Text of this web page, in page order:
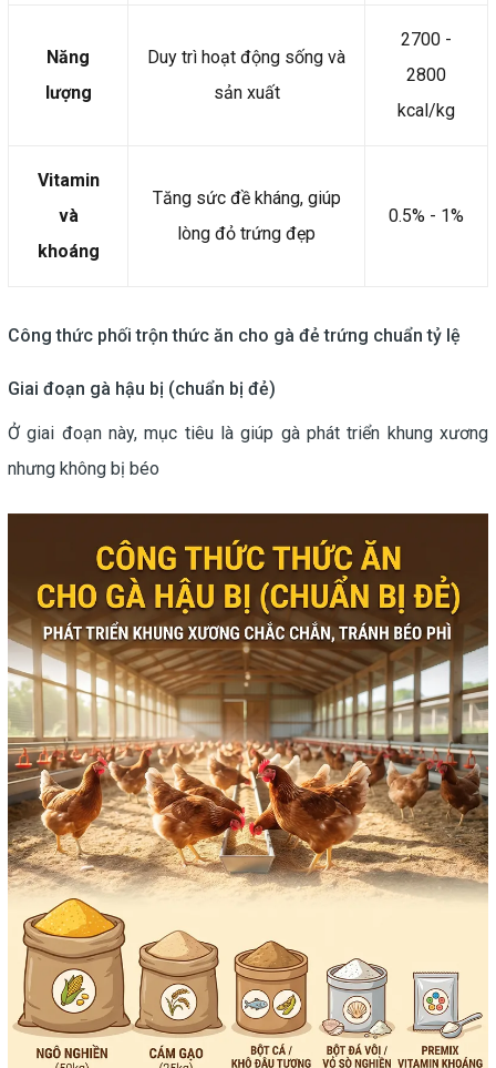
Năng
lượng
Duy trì hoạt động sống và
sản xuất
2700 -
2800
kcal/kg
Vitamin
và
khoáng
Tăng sức đề kháng, giúp
lòng đỏ trứng đẹp
0.5% - 1%
Công thức phối trộn thức ăn cho gà đẻ trứng chuẩn tỷ lệ
Giai đoạn gà hậu bị (chuẩn bị đẻ)
Ở giai đoạn này, mục tiêu là giúp gà phát triển khung xương
nhưng không bị béo